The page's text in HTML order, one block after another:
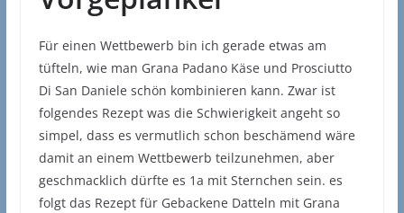
Für einen Wettbewerb bin ich gerade etwas am
tüfteln, wie man Grana Padano Käse und Prosciutto
Di San Daniele schön kombinieren kann. Zwar ist
folgendes Rezept was die Schwierigkeit angeht so
simpel, dass es vermutlich schon beschämend wäre
damit an einem Wettbewerb teilzunehmen, aber
geschmacklich dürfte es 1a mit Sternchen sein. es
folgt das Rezept für Gebackene Datteln mit Grana